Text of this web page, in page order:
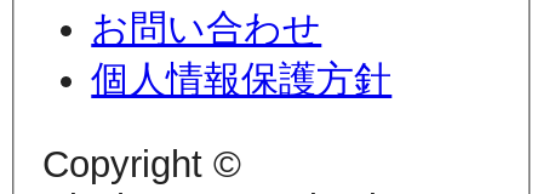
お問い合わせ
個人情報保護方針
Copyright ©